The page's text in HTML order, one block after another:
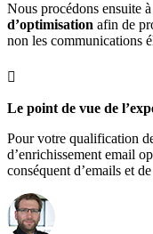
Nous procédons ensuite
d’optimisation afin de
non les communications

Le point de vue de
Pour votre qualification
d’enrichissement email
conséquent d’emails et